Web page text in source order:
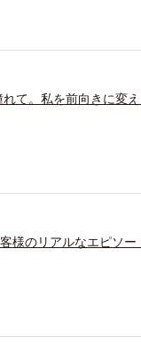
て。私を前向きに変
様のリアルなエピソ